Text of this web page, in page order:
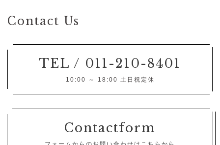
Contact Us
TEL / 011-210-8401
10:00 ～ 18:00 土日祝定休
Contactform